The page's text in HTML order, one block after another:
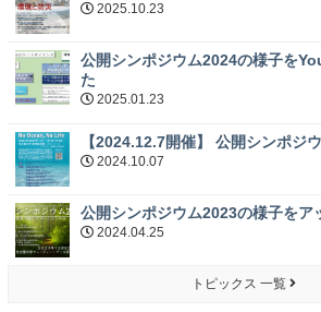
2025.10.23
公開シンポジウム2024の様子を
た
2025.01.23
【2024.12.7開催】 公開シンポジ
2024.10.07
公開シンポジウム2023の様子をア
2024.04.25
トピックス 一覧